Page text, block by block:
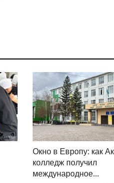
Окно в Европу: как
колледж получил
международное...